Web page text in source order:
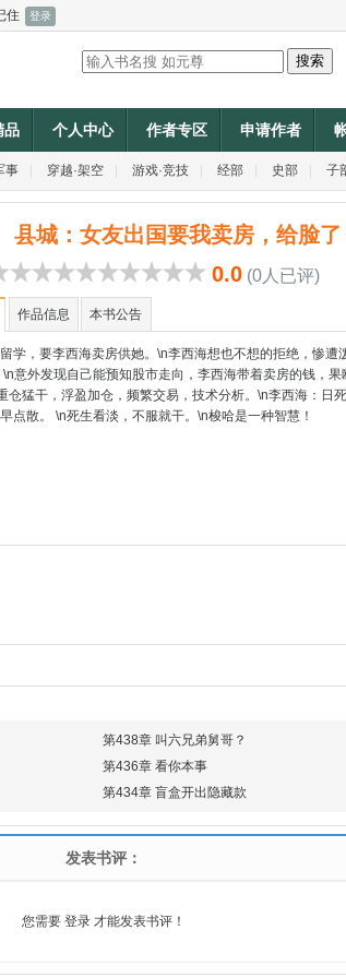
住
品 个人中心 作者专区 申请作者
事 穿越·架空 游戏·竞技 经部 史部 子
县城：女友出国要我卖房，给脸了
0.0 (0人已评)
作品信息 本书公告
学，要李西海卖房供她。\n李西海想也不想的拒绝，惨遭
意外发现自己能预知股市走向，李西海带着卖房的钱，果
猛干，浮盈加仓，频繁交易，技术分析。\n李西海：日死
点散。 \n死生看淡，不服就干。\n梭哈是一种智慧！
第438章 叫六兄弟舅哥？
第436章 看你本事
第434章 盲盒开出隐藏款
发表书评：
您需要 登录才能发表书评！